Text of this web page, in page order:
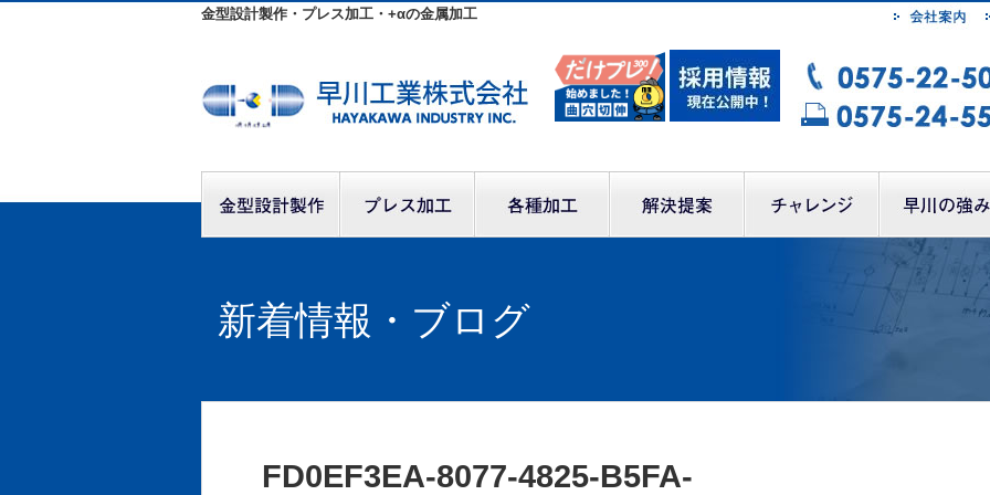
金型設計製作・プレス加工・+αの金属加工
新着情報・ブログ
FD0EF3EA-8077-4825-B5FA-